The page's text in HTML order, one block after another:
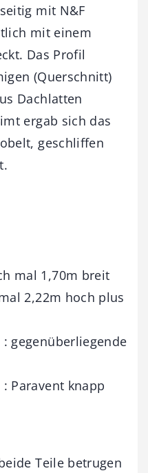
mit N&F
mit einem
Das Profil
(Querschnitt)
Dachlatten
ergab sich das
geschliffen
mal 1,70m breit
2,22m hoch plus
gegenüberliegende
Paravent knapp
Teile betrugen